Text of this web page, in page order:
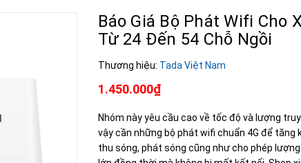
Báo Giá Bộ Phát Wifi Cho
Từ 24 Đến 54 Chỗ Ngồi
Thương hiệu: Tada Việt Nam
1.450.000₫
Nhóm này yêu cầu cao về tốc độ và lượng
vậy cần những bộ phát wifi chuẩn 4G để tăng
thu sóng, phát sóng cũng như cho phép